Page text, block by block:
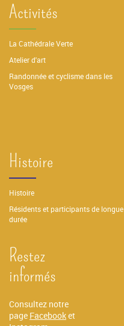
Activités
La Cathédrale Verte
Atelier d'art
Randonnée et cyclisme dans les
Vosges
Histoire
Histoire
Résidents et participants de longue
durée
Restez
informés
Consultez notre
page Facebooket